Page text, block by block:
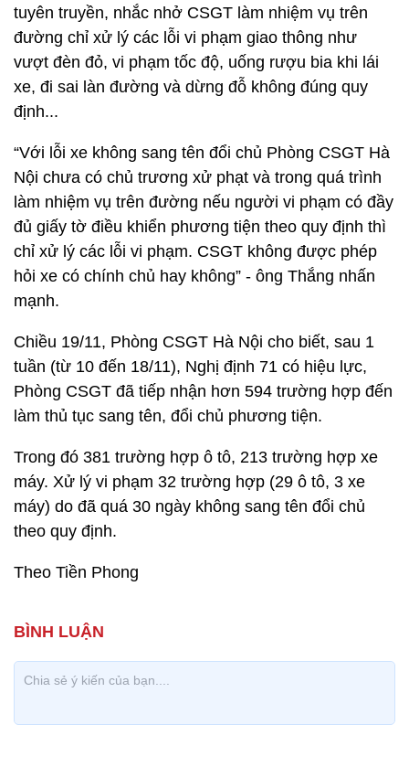
tuyên truyền, nhắc nhở CSGT làm nhiệm vụ trên
đường chỉ xử lý các lỗi vi phạm giao thông như
vượt đèn đỏ, vi phạm tốc độ, uống rượu bia khi lái
xe, đi sai làn đường và dừng đỗ không đúng quy
định...
“Với lỗi xe không sang tên đổi chủ Phòng CSGT Hà
Nội chưa có chủ trương xử phạt và trong quá trình
làm nhiệm vụ trên đường nếu người vi phạm có đầy
đủ giấy tờ điều khiển phương tiện theo quy định thì
chỉ xử lý các lỗi vi phạm. CSGT không được phép
hỏi xe có chính chủ hay không” - ông Thắng nhấn
mạnh.
Chiều 19/11, Phòng CSGT Hà Nội cho biết, sau 1
tuần (từ 10 đến 18/11), Nghị định 71 có hiệu lực,
Phòng CSGT đã tiếp nhận hơn 594 trường hợp đến
làm thủ tục sang tên, đổi chủ phương tiện.
Trong đó 381 trường hợp ô tô, 213 trường hợp xe
máy. Xử lý vi phạm 32 trường hợp (29 ô tô, 3 xe
máy) do đã quá 30 ngày không sang tên đổi chủ
theo quy định.
Theo Tiền Phong